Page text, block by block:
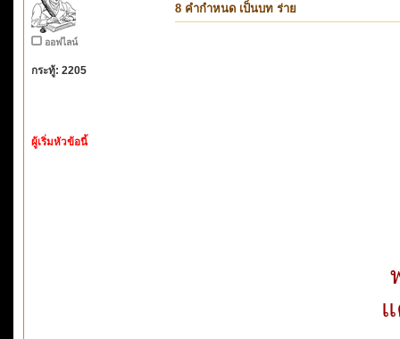
ออฟไลน์
กระทู้: 2205
ผู้เริ่มหัวข้อนี้
8 คำกำหนด เป็นบท ร่าย